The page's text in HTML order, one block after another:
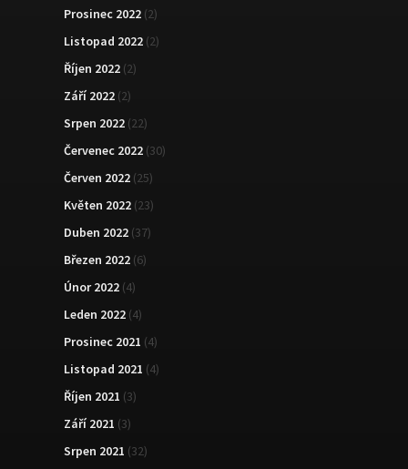
Prosinec 2022 (2)
Listopad 2022 (2)
Říjen 2022 (2)
Září 2022 (2)
Srpen 2022 (22)
Červenec 2022 (30)
Červen 2022 (25)
Květen 2022 (23)
Duben 2022 (37)
Březen 2022 (6)
Únor 2022 (4)
Leden 2022 (4)
Prosinec 2021 (4)
Listopad 2021 (4)
Říjen 2021 (3)
Září 2021 (3)
Srpen 2021 (32)